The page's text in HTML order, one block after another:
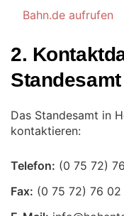
Bahn.de aufrufen
2.
Das Standesamt in
kontaktieren:
Telefon:
Fax: